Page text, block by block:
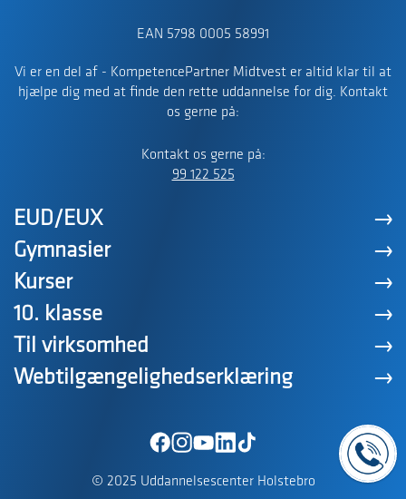
EAN 5798 0005 58991
Vi er en del af - KompetencePartner Midtvest er altid klar til at
hjælpe dig med at finde den rette uddannelse for dig. Kontakt
os gerne på:
Kontakt os gerne på:
99 122 525
EUD/EUX
Gymnasier
Kurser
10. klasse
Til virksomhed
Webtilgængelighedserklæring
© 2025 Uddannelsescenter Holstebro